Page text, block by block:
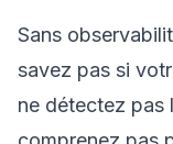
Sans
savez pas si
ne détectez pas